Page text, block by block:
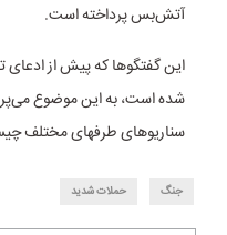
آتش‌بس پرداخته است.
این گفتگوها که پیش از
شده است، به این موضوع
سناریوهای طرفهای مختلف
جنگ حملات شدید